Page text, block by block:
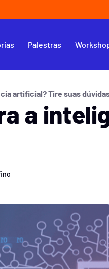
Palestras
artificial? Tire suas
a